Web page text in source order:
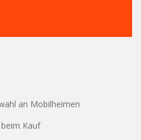
an Mobilheimen
Kauf